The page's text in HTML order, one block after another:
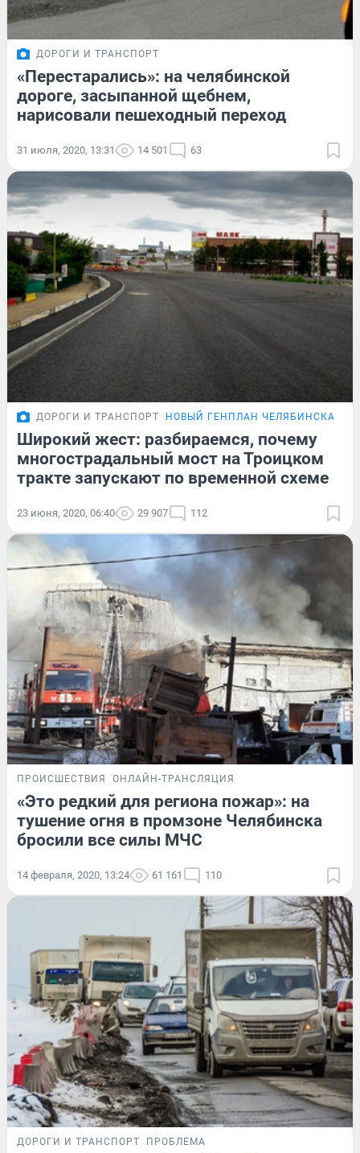
ДОРОГИ И ТРАНСПОРТ
«Перестарались»: на челябинской
дороге, засыпанной щебнем,
нарисовали пешеходный переход
31 июля, 2020, 13:31 14 501 63
ДОРОГИ И ТРАНСПОРТ НОВЫЙ ГЕНПЛАН ЧЕЛЯБИНСКА
Широкий жест: разбираемся, почему
многострадальный мост на Троицком
тракте запускают по временной схеме
23 июня, 2020, 06:40 29 907 112
ПРОИСШЕСТВИЯ ОНЛАЙН-ТРАНСЛЯЦИЯ
«Это редкий для региона пожар»: на
тушение огня в промзоне Челябинска
бросили все силы МЧС
14 февраля, 2020, 13:24 61 161 110
ДОРОГИ И ТРАНСПОРТ ПРОБЛЕМА